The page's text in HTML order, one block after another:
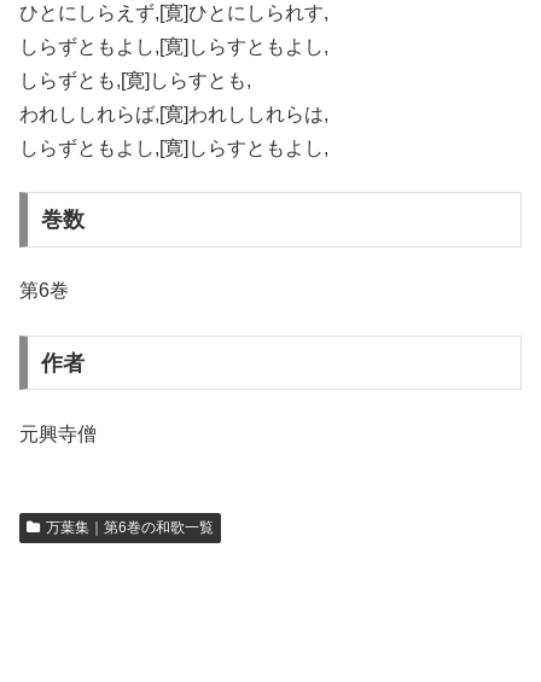
ひとにしらえず,[寛]ひとにしられす,
しらずともよし,[寛]しらすともよし,
しらずとも,[寛]しらすとも,
われししれらば,[寛]われししれらは,
しらずともよし,[寛]しらすともよし,
巻数
第6巻
作者
元興寺僧
万葉集｜第6巻の和歌一覧